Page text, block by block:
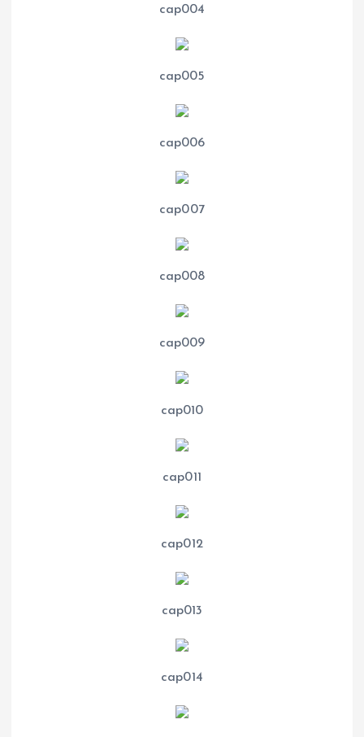
cap004
cap005
cap006
cap007
cap008
cap009
cap010
cap011
cap012
cap013
cap014